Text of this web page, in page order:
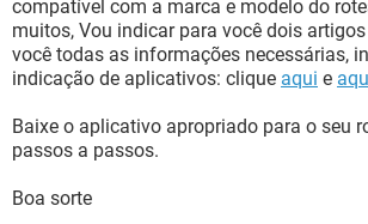
compatível com a marca e modelo do
muitos, Vou indicar para você dois
você todas as informações necessárias,
indicação de aplicativos: clique aqui e
Baixe o aplicativo apropriado para o seu
passos a passos.
Boa sorte